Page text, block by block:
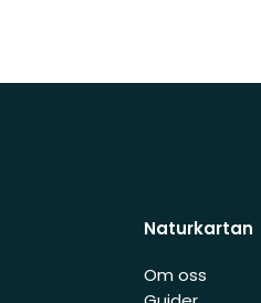
Naturkartan
Om oss